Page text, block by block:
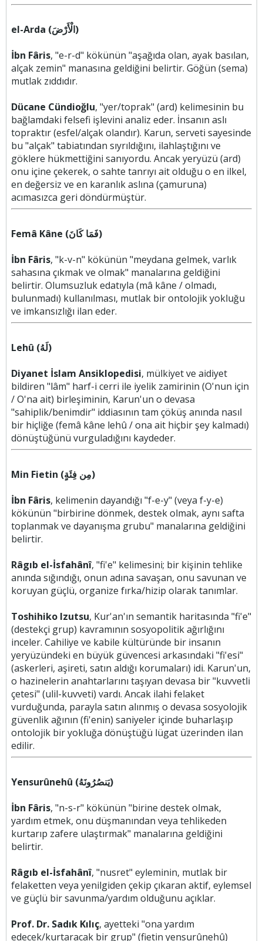
el-Arda (الْأَرْضَ)
İbn Fâris, "e-r-d" kökünün "aşağıda olan, ayak basılan,
alçak zemin" manasına geldiğini belirtir. Göğün (sema)
mutlak zıddıdır.
Dücane Cündioğlu, "yer/toprak" (ard) kelimesinin bu
bağlamdaki felsefi işlevini analiz eder. İnsanın aslı
topraktır (esfel/alçak olandır). Karun, serveti sayesinde
bu "alçak" tabiatından sıyrıldığını, ilahlaştığını ve
göklere hükmettiğini sanıyordu. Ancak yeryüzü (ard)
onu içine çekerek, o sahte tanrıyı ait olduğu o en ilkel,
en değersiz ve en karanlık aslına (çamuruna)
acımasızca geri döndürmüştür.
Femâ Kâne (فَمَا كَانَ)
İbn Fâris, "k-v-n" kökünün "meydana gelmek, varlık
sahasına çıkmak ve olmak" manalarına geldiğini
belirtir. Olumsuzluk edatıyla (mâ kâne / olmadı,
bulunmadı) kullanılması, mutlak bir ontolojik yokluğu
ve imkansızlığı ilan eder.
Lehû (لَهُ)
Diyanet İslam Ansiklopedisi, mülkiyet ve aidiyet
bildiren "lâm" harf-i cerri ile iyelik zamirinin (O'nun için
/ O'na ait) birleşiminin, Karun'un o devasa
"sahiplik/benimdir" iddiasının tam çöküş anında nasıl
bir hiçliğe (femâ kâne lehû / ona ait hiçbir şey kalmadı)
dönüştüğünü vurguladığını kaydeder.
Min Fietin (مِن فِئَةٍ)
İbn Fâris, kelimenin dayandığı "f-e-y" (veya f-y-e)
kökünün "birbirine dönmek, destek olmak, aynı safta
toplanmak ve dayanışma grubu" manalarına geldiğini
belirtir.
Râgıb el-İsfahânî, "fi'e" kelimesini; bir kişinin tehlike
anında sığındığı, onun adına savaşan, onu savunan ve
koruyan güçlü, organize fırka/hizip olarak tanımlar.
Toshihiko Izutsu, Kur'an'ın semantik haritasında "fi'e"
(destekçi grup) kavramının sosyopolitik ağırlığını
inceler. Cahiliye ve kabile kültüründe bir insanın
yeryüzündeki en büyük güvencesi arkasındaki "fi'esi"
(askerleri, aşireti, satın aldığı korumaları) idi. Karun'un,
o hazinelerin anahtarlarını taşıyan devasa bir "kuvvetli
çetesi" (ulil-kuvveti) vardı. Ancak ilahi felaket
vurduğunda, parayla satın alınmış o devasa sosyolojik
güvenlik ağının (fi'enin) saniyeler içinde buharlaşıp
ontolojik bir yokluğa dönüştüğü lügat üzerinden ilan
edilir.
Yensurûnehû (يَنصُرُونَهُ)
İbn Fâris, "n-s-r" kökünün "birine destek olmak,
yardım etmek, onu düşmanından veya tehlikeden
kurtarıp zafere ulaştırmak" manalarına geldiğini
belirtir.
Râgıb el-İsfahânî, "nusret" eyleminin, mutlak bir
felaketten veya yenilgiden çekip çıkaran aktif, eylemsel
ve güçlü bir savunma/yardım olduğunu açıklar.
Prof. Dr. Sadık Kılıç, ayetteki "ona yardım
edecek/kurtaracak bir grup" (fietin yensurûnehû)